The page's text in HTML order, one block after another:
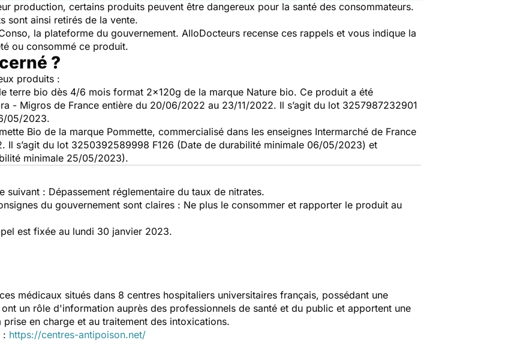
production, certains produits peuvent être dangereux pour la santé des consommateurs.
sont ainsi retirés de la vente.
la plateforme du gouvernement. AlloDocteurs recense ces rappels et vous indique la
ou consommé ce produit.
?
produits :
terre bio dès 4/6 mois format 2x120g de la marque Nature bio. Ce produit a été
- Migros de France entière du 20/06/2022 au 23/11/2022. Il s’agit du lot 3257987232901
05/2023.
Bio de la marque Pommette, commercialisé dans les enseignes Intermarché de France
Il s’agit du lot 3250392589998 F126 (Date de durabilité minimale 06/05/2023) et
minimale 25/05/2023).
: Dépassement réglementaire du taux de nitrates.
du gouvernement sont claires : Ne plus le consommer et rapporter le produit au
est fixée au lundi 30 janvier 2023.
médicaux situés dans 8 centres hospitaliers universitaires français, possédant une
un rôle d'information auprès des professionnels de santé et du public et apportent une
en charge et au traitement des intoxications.
: https://centres-antipoison.net/